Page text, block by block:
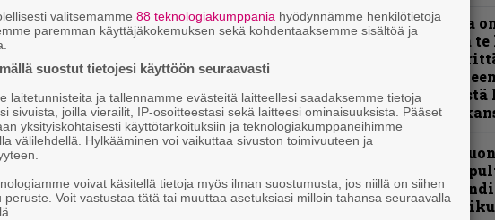
”Metallica
koskaan ja
nulikan
– Pepper
ensimmäistä
hevijätin
”He ovat
uutta” –
nimeää
tehneet
valitsemamme 88 teknologiakumppania hyödynnämme henkilötietoja
paremman käyttäjäkokemuksen sekä kohdentaaksemme sisältöä ja
suostut tietojesi käyttöön seuraavasti
laitetunnisteita ja tallennamme evästeitä laitteellesi saadaksemme tietoja
sivuista, joilla vierailit, IP-osoitteestasi sekä laitteesi ominaisuuksista. Pääset
yksityiskohtaisesti käyttötarkoituksiin ja teknologiakumppaneihimme
välilehdellä. Hylkääminen voi vaikuttaa sivuston toimivuuteen ja
voivat käsitellä tietoja myös ilman suostumusta, jos niillä on siihen
peruste. Voit vastustaa tätä tai muuttaa asetuksiasi milloin tahansa seuraavalla